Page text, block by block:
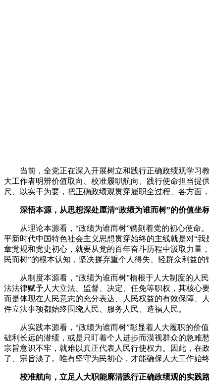
当前 ， 全党正在深入开展树立和践行正确政绩观学习
大工作者明辨价值取向、校准履职航向、践行使命担当提
尺、以实干为要 ， 把正确政绩观贯穿履职全过程、各方面 ，
深悟本源， 从思想深处厘清“政绩为谁而树”的价值坐
从理论本源看 ， “政绩为谁而树”镌刻着党的初心使命。
平新时代中国特色社会主义思想贯穿始终的主线就是对“我
章党规和党史初心 ， 就要从党的百年奋斗历程中汲取力量 ，
民而树”的根本认知 ， 坚决摒弃重个人得失、轻群众利益的
从制度本源看 ， “政绩为谁而树”植根于人大制度的人
法法律赋予人大立法、监督、决定、任免等职权 ， 其核心
而是体现在人民意志的充分表达、人民权益的有效保障、
件立法事项都始终围绕人民、服务人民、造福人民。
从实践本源看 ， “政绩为谁而树”彰显着人大履职的价
础利长远的潜绩 ， 或是只盯着个人进步而漠视群众的急难
宗旨意识不牢 ， 就难以真正代表人民行使权力。 因此 ， 在
了、宗旨淡了。 唯有坚守为民初心 ， 才能确保人大工作始
校准航向 ， 立足人大职能廓清践行正确政绩观的实践